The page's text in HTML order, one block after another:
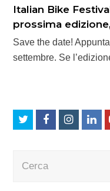
Italian Bike
prossima
Save the date!
settembre. Se
TwitterFacebook